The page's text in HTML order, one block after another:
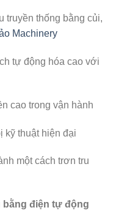
truyền thống bằng củi,
Machinery
tự động hóa cao với
cao trong vận hành
kỹ thuật hiện đại
một cách trơn tru
điện tự động